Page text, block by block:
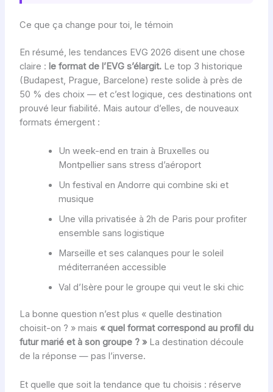
Ce que ça change pour toi, le témoin
En résumé, les tendances EVG 2026 disent une chose
claire : le format de l’EVG s’élargit.Le top 3 historique
(Budapest, Prague, Barcelone) reste solide à près de
50 % des choix — et c’est logique, ces destinations ont
prouvé leur fiabilité. Mais autour d’elles, de nouveaux
formats émergent :
Un week-end en train à Bruxelles ou
Montpellier sans stress d’aéroport
Un festival en Andorre qui combine ski et
musique
Une villa privatisée à 2h de Paris pour profiter
ensemble sans logistique
Marseille et ses calanques pour le soleil
méditerranéen accessible
Val d’Isère pour le groupe qui veut le ski chic
La bonne question n’est plus « quelle destination
choisit-on ? » mais « quel format correspond au profil du
futur marié et à son groupe ? »La destination découle
de la réponse — pas l’inverse.
Et quelle que soit la tendance que tu choisis : réserve